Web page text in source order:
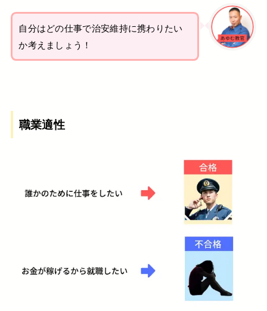
自分はどの仕事で治安維持に携わりたい
か考えましょう！
職業適性